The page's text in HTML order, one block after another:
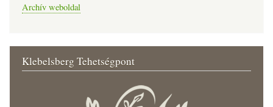
Archív weboldal
Klebelsberg Tehetségpont